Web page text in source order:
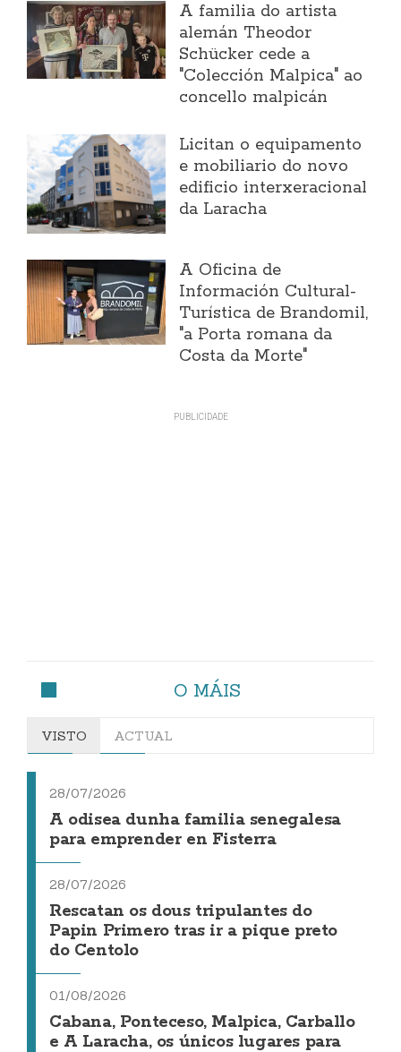
A familia do artista
alemán Theodor
Schücker cede a
"Colección Malpica" ao
concello malpicán
Licitan o equipamento
e mobiliario do novo
edificio interxeracional
da Laracha
A Oficina de
Información Cultural-
Turística de Brandomil,
"a Porta romana da
Costa da Morte"
O MÁIS
VISTO ACTUAL
28/07/2026
A odisea dunha familia senegalesa
para emprender en Fisterra
28/07/2026
Rescatan os dous tripulantes do
Papin Primero tras ir a pique preto
do Centolo
01/08/2026
Cabana, Ponteceso, Malpica, Carballo
e A Laracha, os únicos lugares para